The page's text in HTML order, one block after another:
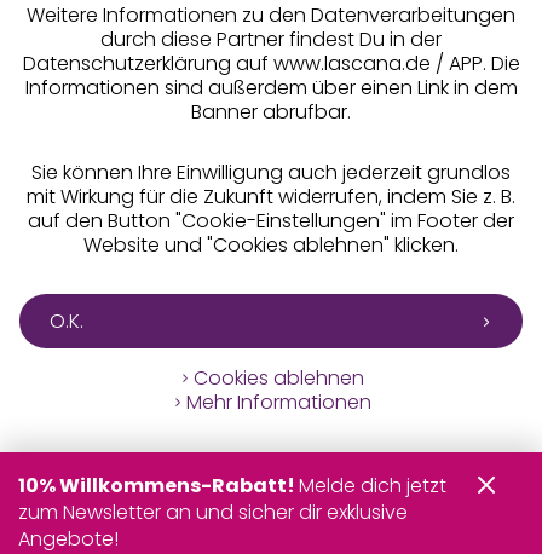
Weitere Informationen zu den Datenverarbeitungen
durch diese Partner findest Du in der
Datenschutzerklärung auf www.lascana.de / APP. Die
Informationen sind außerdem über einen Link in dem
Banner abrufbar.
Sie können Ihre Einwilligung auch jederzeit grundlos
mit Wirkung für die Zukunft widerrufen, indem Sie z. B.
auf den Button "Cookie-Einstellungen" im Footer der
Website und "Cookies ablehnen" klicken.
O.K.
Cookies ablehnen
Mehr Informationen
10% Willkommens-Rabatt! Melde dich jetzt
zum Newsletter an und sicher dir exklusive
Angebote!